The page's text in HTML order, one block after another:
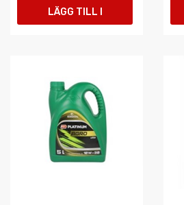
LÄGG TILL I